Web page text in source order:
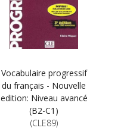
Vocabulaire progressif
du français - Nouvelle
edition: Niveau avancé
(B2-C1)
(CLE89)